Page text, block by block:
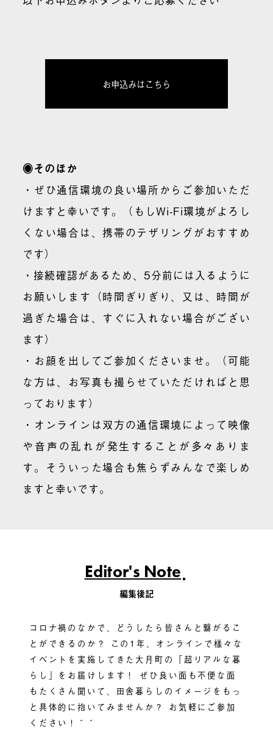
お申込みはこちら
◉そのほか
・ぜひ通信環境の良い場所からご参加いただ
けますと幸いです。（もしWi-Fi環境がよろし
くない場合は、携帯のテザリングがおすすめ
です）
・接続確認があるため、5分前には入るように
お願いします（時間ぎりぎり、又は、時間が
過ぎた場合は、すぐに入れない場合がござい
ます）
・お顔を出してご参加くださいませ。（可能
な方は、お写真も撮らせていただければと思
っております）
・オンラインは双方の通信環境によって映像
や音声の乱れが発生することが多々ありま
す。そういった場合も焦らずみんなで楽しめ
ますと幸いです。
Editor's Note
編集後記
コロナ禍のなかで、どうしたら皆さんと繋がるこ
とができるのか？ この1年、オンラインで様々な
イベントを実施してきた大月町の「超リアルな暮
らし」をお届けします！ ぜひ良い面も不便な面
もたくさん聞いて、田舎暮らしのイメージをもっ
と具体的に抱いてみませんか？ お気軽にご参加
ください！＾＾